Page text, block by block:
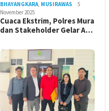
BHAYANGKARA, MUSIRAWAS
5
November 2025
Cuaca Ekstrim, Polres Mura
dan Stakeholder Gelar A…